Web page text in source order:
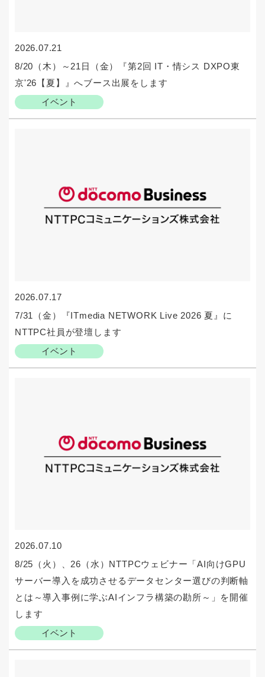
2026.07.21
イベント
8/20（木）～21日（金）『第2回 IT・情シス DXPO東
京'26【夏】』へブース出展をします
2026.07.17
イベント
7/31（金）『ITmedia NETWORK Live 2026 夏』に
NTTPC社員が登壇します
2026.07.10
イベント
8/25（火）、26（水）NTTPCウェビナー「AI向けGPU
サーバー導入を成功させるデータセンター選びの判断軸
とは～導入事例に学ぶAIインフラ構築の勘所～」を開催
します